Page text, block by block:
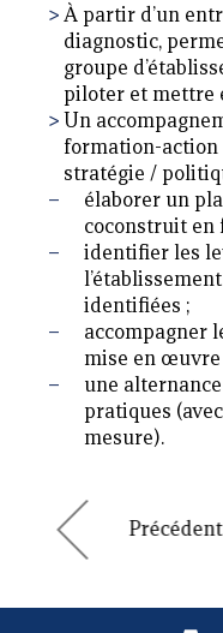
À partir d’un
diagnostic,
groupe
piloter et mettre
Un
formation-action
stratégie /
élaborer un
coconstruit en
identifier les
identifiées ;
accompagner
mise en
une
pratiques
mesure).